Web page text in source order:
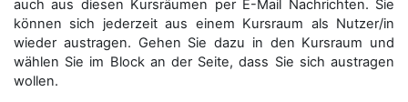
auch aus diesen Kursräumen per E-Mail Nachrichten. Sie
können sich jederzeit aus einem Kursraum als Nutzer/in
wieder austragen. Gehen Sie dazu in den Kursraum und
wählen Sie im Block an der Seite, dass Sie sich austragen
wollen.